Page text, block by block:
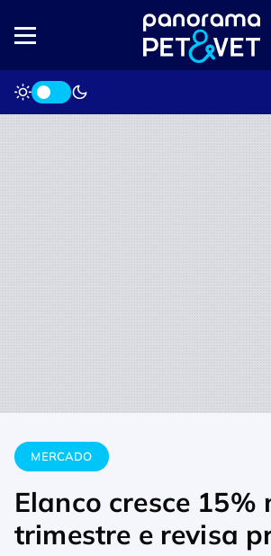
Home Mercado Elanco cresce 15%
MERCADO
Elanco cresce 15%
trimestre e revisa